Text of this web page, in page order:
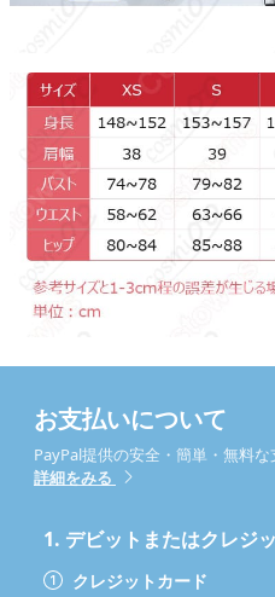
お支払いについて
PayPal提供の安全・簡単・無料な
詳細をみる
1. デビットまたはクレジ
クレジットカード